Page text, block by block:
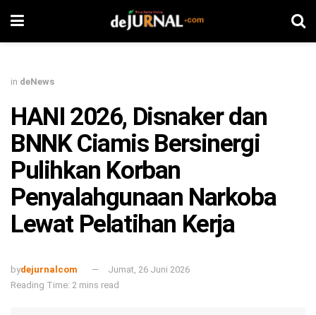
in deNews
HANI 2026, Disnaker dan
BNNK Ciamis Bersinergi
Pulihkan Korban
Penyalahgunaan Narkoba
Lewat Pelatihan Kerja
bydejurnalcom
Jumat, 26 Juni 2026
Reading Time: 2 mins read